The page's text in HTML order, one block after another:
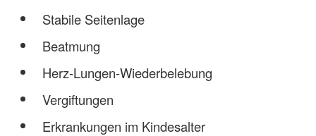
Stabile Seitenlage
Beatmung
Herz-Lungen-Wiederbelebung
Vergiftungen
Erkrankungen im Kindesalter